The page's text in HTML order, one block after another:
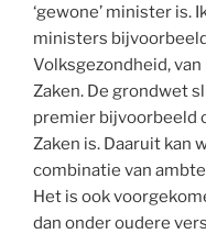
‘gewone’ minister is.
ministers
Volksgezondheid,
Zaken. De grondwet
premier bijvoorbeeld
Zaken is. Daaruit kan
combinatie van
Het is ook
dan onder oudere